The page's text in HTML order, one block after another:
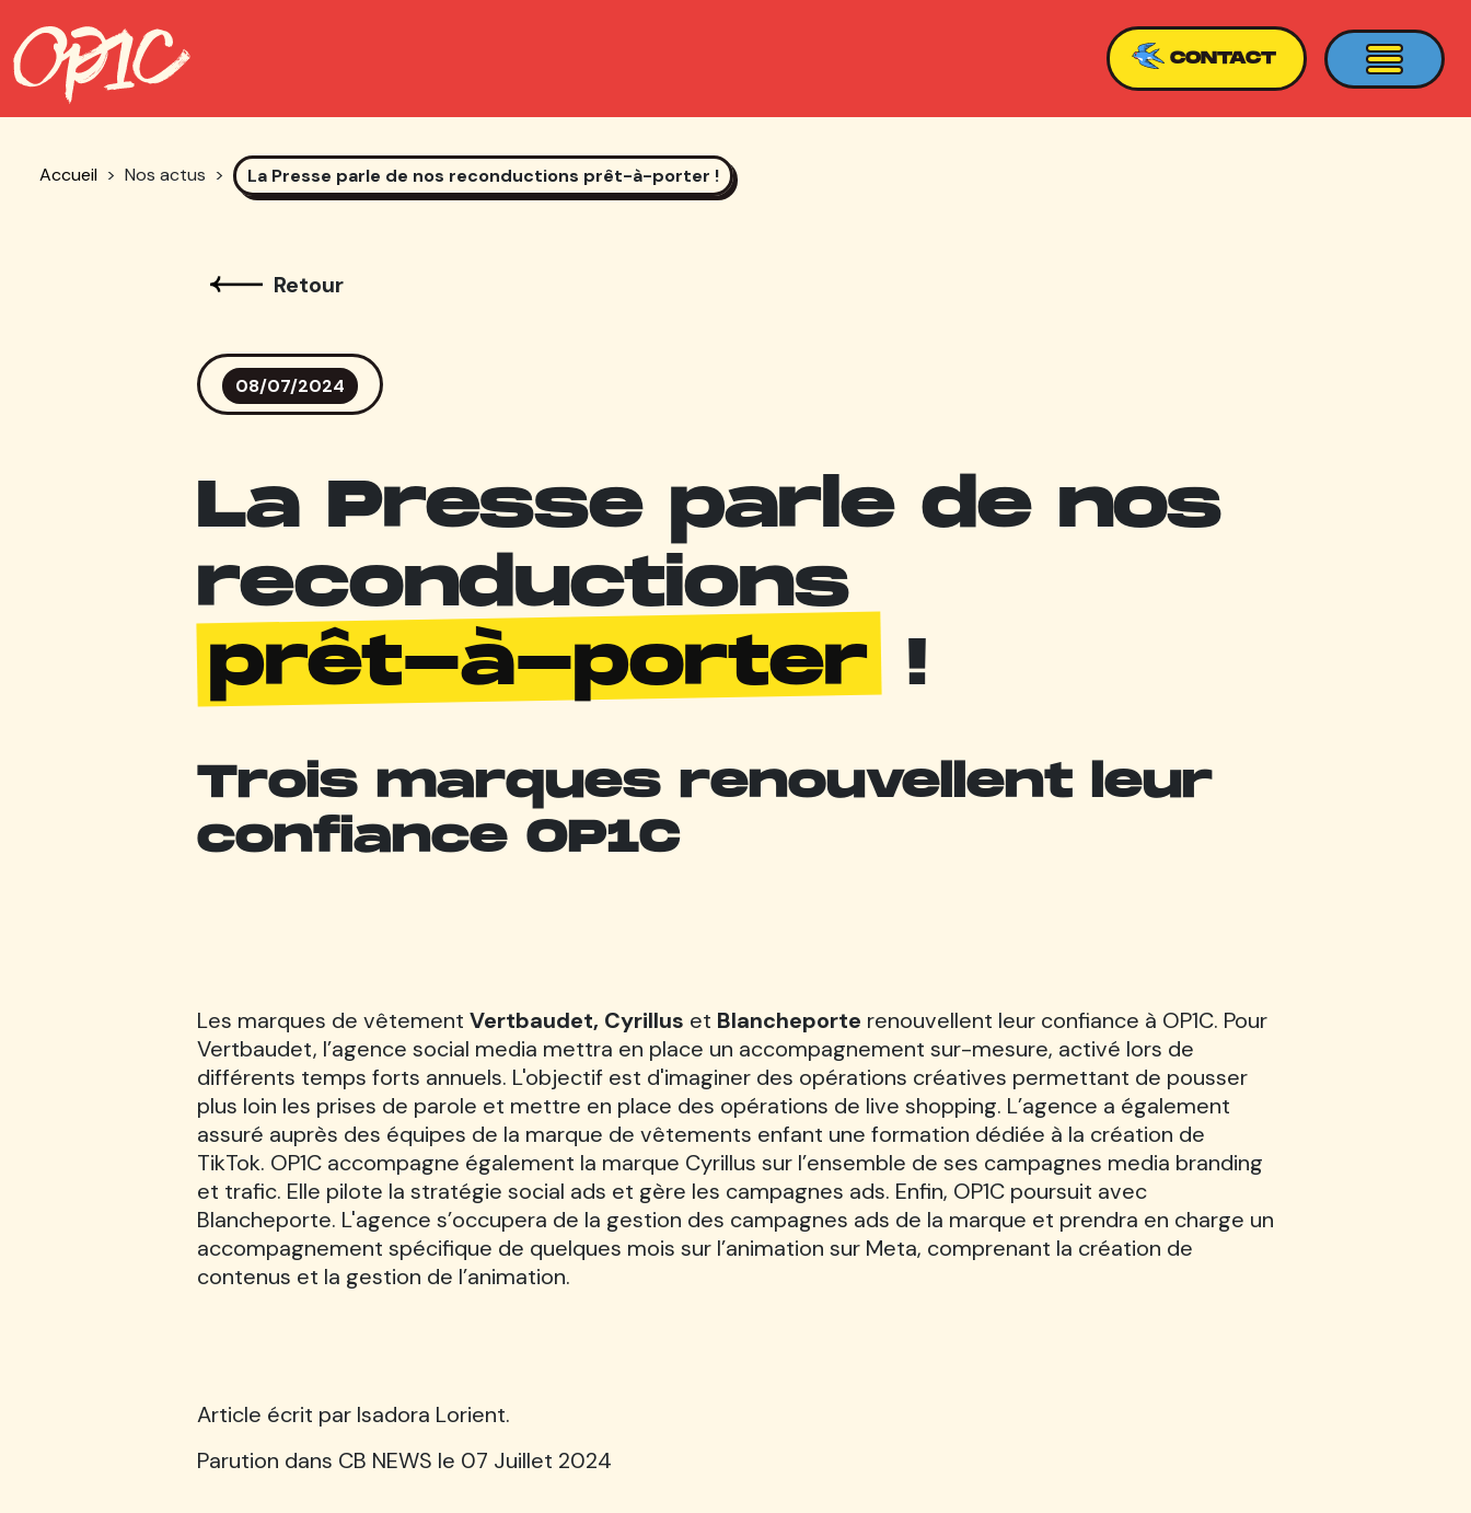
CONTACT
Accueil > Nos actus > La Presse parle de nos reconductions prêt-à-porter !
Retour
08/07/2024
La Presse parle de nos
reconductions
prêt-à-porter!
Trois marques renouvellent leur
confiance OP1C
Les marques de vêtement Vertbaudet, Cyrillus et Blancheporte renouvellent leur confiance à OP1C. Pour
Vertbaudet, l’agence social media mettra en place un accompagnement sur-mesure, activé lors de
différents temps forts annuels. L'objectif est d'imaginer des opérations créatives permettant de pousser
plus loin les prises de parole et mettre en place des opérations de live shopping. L’agence a également
assuré auprès des équipes de la marque de vêtements enfant une formation dédiée à la création de
TikTok. OP1C accompagne également la marque Cyrillus sur l’ensemble de ses campagnes media branding
et trafic. Elle pilote la stratégie social ads et gère les campagnes ads. Enfin, OP1C poursuit avec
Blancheporte. L'agence s’occupera de la gestion des campagnes ads de la marque et prendra en charge un
accompagnement spécifique de quelques mois sur l’animation sur Meta, comprenant la création de
contenus et la gestion de l’animation.
Article écrit par Isadora Lorient.
Parution dans CB NEWS le 07 Juillet 2024